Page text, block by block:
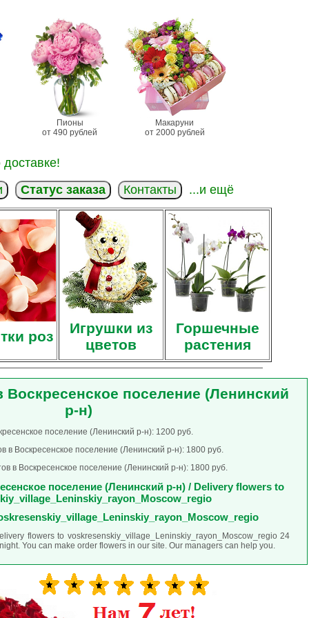
Пионы
от 490 рублей
Макаруни
от 2000 рублей
Статус заказа Контакты ...и ещё
роз
Игрушки из
цветов
Горшечные
растения
Воскресенское поселение (Ленинский
р-н)
поселение (Ленинский р-н): 1200 руб.
в Воскресенское поселение (Ленинский р-н): 1800 руб.
в Воскресенское поселение (Ленинский р-н): 1800 руб.
поселение (Ленинский р-н) / Delivery flowers to
flowers to voskresenskiy_village_Leninskiy_rayon_Moscow_regio 24
You can make order flowers in our site. Our managers can help you.